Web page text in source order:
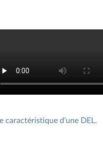
caractéristique d'une DEL.